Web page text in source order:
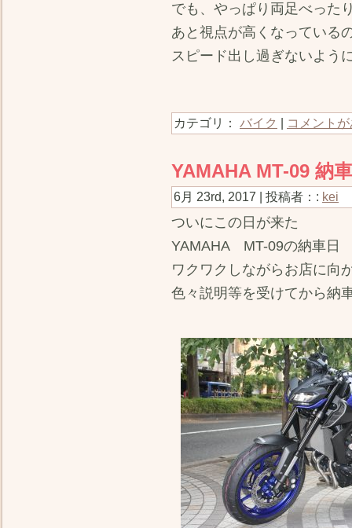
でも、やっぱり両足べった
あと視点が高くなっている
スピード出し過ぎないよ
カテゴリ： バイク コメント
YAMAHA MT-09 納車
6月 23rd, 2017 | 投稿者：: kei
ついにこの日が来た
YAMAHA MT-09の納車日
ワクワクしながらお店に向
色々説明等を受けてから納